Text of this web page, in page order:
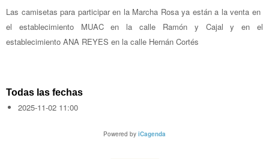
Las camisetas para participar en la Marcha Rosa ya están a la venta en
el establecimiento MUAC en la calle Ramón y Cajal y en el
establecimiento ANA REYES en la calle Hernán Cortés
Todas las fechas
2025-11-02 11:00
Powered by iCagenda